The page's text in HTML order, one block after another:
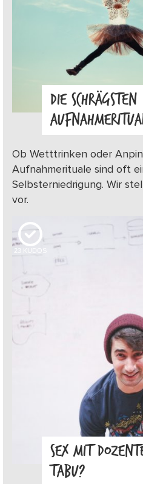
DIE SCHRÄGSTEN
Ob Wetttrinken oder
Aufnahmerituale sind oft
Selbsterniedrigung. Wir
vor.
23 KUDOS
SEX MIT
TABU?